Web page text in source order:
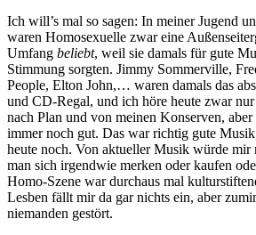
Ich will’s mal so sagen: In meiner Jugend
waren Homosexuelle zwar eine
Umfang beliebt, weil sie damals für gute
Stimmung sorgten. Jimmy Sommerville,
People, Elton John,… waren damals das
und CD-Regal, und ich höre heute zwar
nach Plan und von meinen Konserven,
immer noch gut. Das war richtig gute
heute noch. Von aktueller Musik würde mir
man sich irgendwie merken oder kaufen
Homo-Szene war durchaus mal
Lesben fällt mir da gar nichts ein, aber
niemanden gestört.